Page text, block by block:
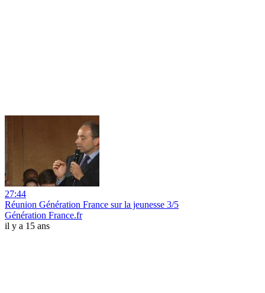
27:44
Réunion Génération France sur la jeunesse 3/5
Génération France.fr
il y a 15 ans